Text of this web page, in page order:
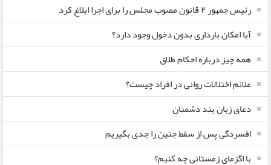
رئیس جمهور ۲ قانون مصوب مجلس را برای اجرا ابلاغ کرد
آیا امکان بارداری بدون دخول وجود دارد؟
همه چیز درباره احکام طلاق
علائم اختلالات روانی در افراد چیست؟
دعای زبان بند دشمنان
افسردگی پس از سقط جنین را جدی بگیریم
با اگزمای زمستانی چه کنیم؟